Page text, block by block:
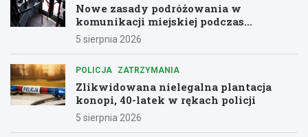
Nowe zasady podróżowania w
komunikacji miejskiej podczas
remontów
5 sierpnia 2026
POLICJA ZATRZYMANIA
Zlikwidowana nielegalna plantacja
konopi, 40-latek w rękach policji
5 sierpnia 2026